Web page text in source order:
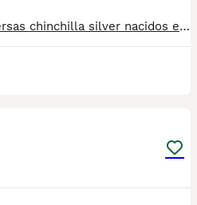
Nueva camada de gatos persas chinchilla silver nacidos el 16 de junio, se entregan vacunados desparacitado y con cartilla, dos machos y una hembra. Se recojen en torrejón de ardoz (Madrid), los machos 660, y la hembra 750